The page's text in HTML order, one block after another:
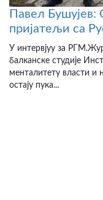
Павел Бушујев:
пријатељи са
У интервјуу за
балканске студије
менталитету власти и
остају пука...